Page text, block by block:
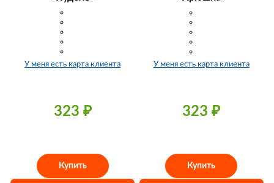
У меня есть карта клиента
323 ₽
Купить
У меня есть карта клиента
323₽
Купить